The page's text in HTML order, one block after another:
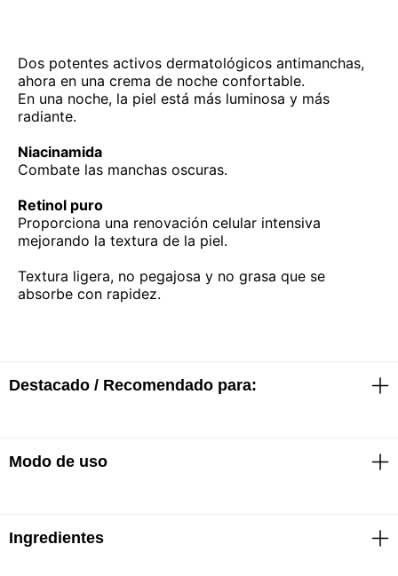
Dos potentes activos dermatológicos antimanchas,
ahora en una crema de noche confortable.
En una noche, la piel está más luminosa y más
radiante.
Niacinamida
Combate las manchas oscuras.
Retinol puro
Proporciona una renovación celular intensiva ​
mejorando la textura de la piel.
Textura ligera, no pegajosa y no grasa que se
absorbe con rapidez.
Destacado / Recomendado para:
· Noche tras noche, más de 2 millones de células se
· Sin alcohol
Modo de uso
· Fase 1: Aplicar una vez cada 3 noches
Ingredientes